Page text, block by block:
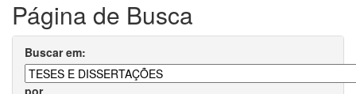
Página de Busca
Buscar em:
por